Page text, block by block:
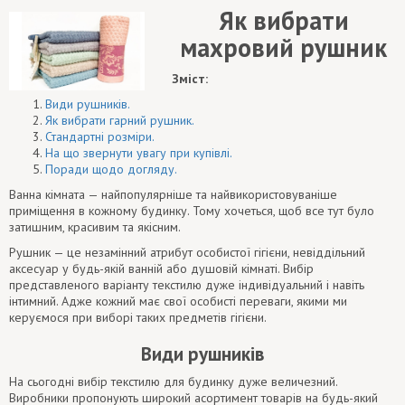
Як вибрати
махровий рушник
Зміст:
Види рушників.
Як вибрати гарний рушник.
Стандартні розміри.
На що звернути увагу при купівлі.
Поради щодо догляду.
Ванна кімната — найпопулярніше та найвикористовуваніше
приміщення в кожному будинку. Тому хочеться, щоб все тут було
затишним, красивим та якісним.
Рушник — це незамінний атрибут особистої гігієни, невіддільний
аксесуар у будь-якій ванній або душовій кімнаті. Вибір
представленого варіанту текстилю дуже індивідуальний і навіть
інтимний. Адже кожний має свої особисті переваги, якими ми
керуємося при виборі таких предметів гігієни.
Види рушників
На сьогодні вибір текстилю для будинку дуже величезний.
Виробники пропонують широкий асортимент товарів на будь-який